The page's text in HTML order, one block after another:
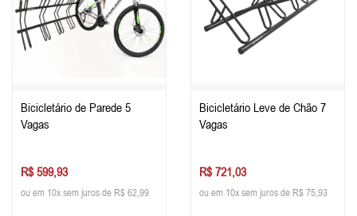
Bicicletário de Parede 5
Vagas
R$ 599,93
ou em 10x sem juros de R$ 62,99
Bicicletário Leve de Chão 7
Vagas
R$ 721,03
ou em 10x sem juros de R$ 75,93